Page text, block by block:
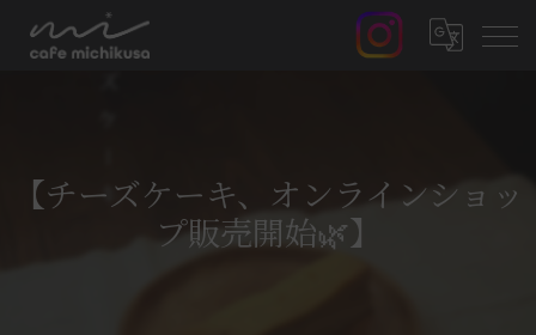
【チーズケーキ、オンラインショッ
プ販売開始🌿】